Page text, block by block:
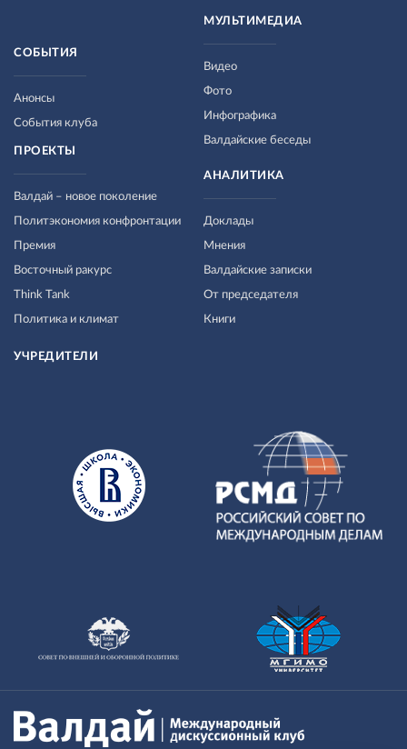
МУЛЬТИМЕДИА
Видео
Фото
Инфографика
Валдайские беседы
СОБЫТИЯ
Анонсы
События клуба
ПРОЕКТЫ
Валдай – новое поколение
Политэкономия конфронтации
Премия
Восточный ракурс
Think Tank
Политика и климат
АНАЛИТИКА
Доклады
Мнения
Валдайские записки
От председателя
Книги
УЧРЕДИТЕЛИ